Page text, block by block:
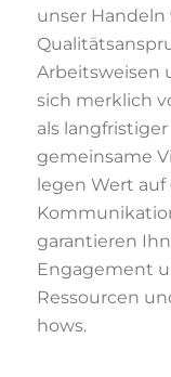
unser
Arbeitsweisen
sich merklich
als
gemeinsame
legen Wert
garantieren
Engagement
Ressourcen
hows.